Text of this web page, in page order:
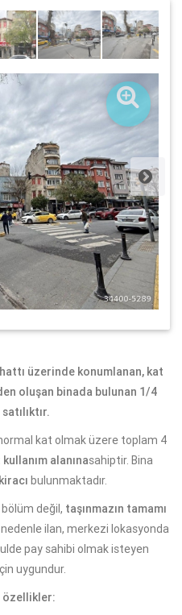
üzerinde konumlanan, kat
oluşan binada bulunan 1/4
kat olmak üzere toplam 4
alanınasahiptir. Bina
bulunmaktadır.
bölüm değil, taşınmazın tamamı
nedenle ilan, merkezi lokasyonda
pay sahibi olmak isteyen
uygundur.
özellikler: